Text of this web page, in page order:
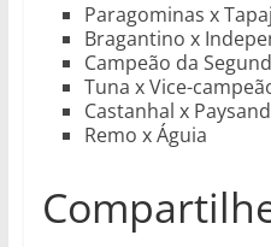
Paragominas x
Bragantino x
Campeão da
Tuna x Vice-
Castanhal x
Remo x Águia